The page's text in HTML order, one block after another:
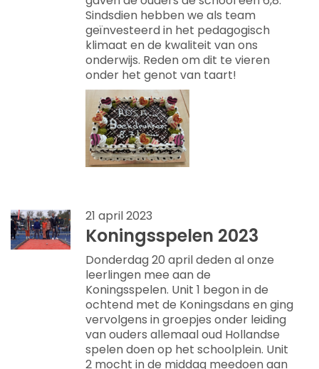
Sindsdien hebben we als team
geïnvesteerd in het pedagogisch
klimaat en de kwaliteit van ons
onderwijs. Reden om dit te vieren
onder het genot van taart!
21 april 2023
Koningsspelen 2023
Donderdag 20 april deden al onze
leerlingen mee aan de
Koningsspelen. Unit 1 begon in de
ochtend met de Koningsdans en ging
vervolgens in groepjes onder leiding
van ouders allemaal oud Hollandse
spelen doen op het schoolplein. Unit
2 mocht in de middag meedoen aan